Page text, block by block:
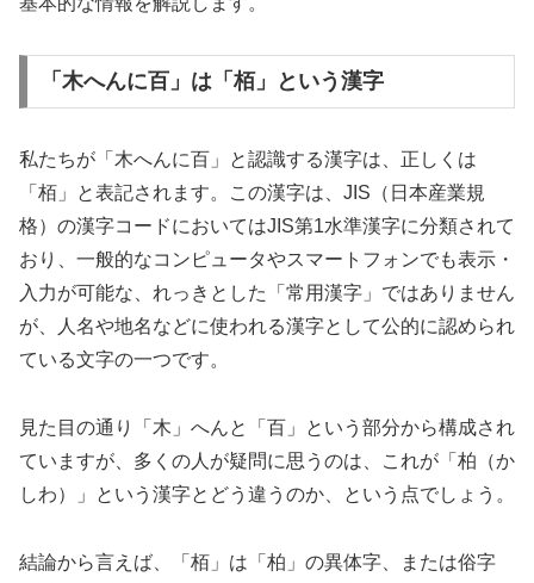
「木へんに百」は「栢」という漢字
私たちが「木へんに百」と認識する漢字は、正しくは
「栢」と表記されます。この漢字は、JIS（日本産業規
格）の漢字コードにおいてはJIS第1水準漢字に分類されて
おり、一般的なコンピュータやスマートフォンでも表示・
入力が可能な、れっきとした「常用漢字」ではありません
が、人名や地名などに使われる漢字として公的に認められ
ている文字の一つです。
見た目の通り「木」へんと「百」という部分から構成され
ていますが、多くの人が疑問に思うのは、これが「柏（か
しわ）」という漢字とどう違うのか、という点でしょう。
結論から言えば、「栢」は「柏」の異体字、または俗字